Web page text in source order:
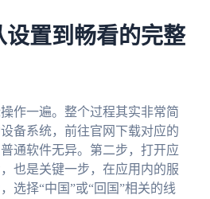
设置到畅看的完整
作一遍。整个过程其实非常简
备系统，前往官网下载对应的
通软件无异。第二步，打开应
也是关键一步，在应用内的服
选择“中国”或“回国”相关的线